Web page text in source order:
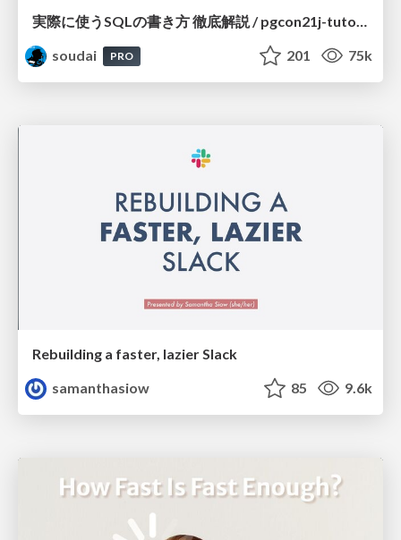
実際に使うSQLの書き方 徹底解説 / pgcon21j-tutorial
soudai
PRO 201 75k
Rebuilding a faster, lazier Slack
samanthasiow
85 9.6k